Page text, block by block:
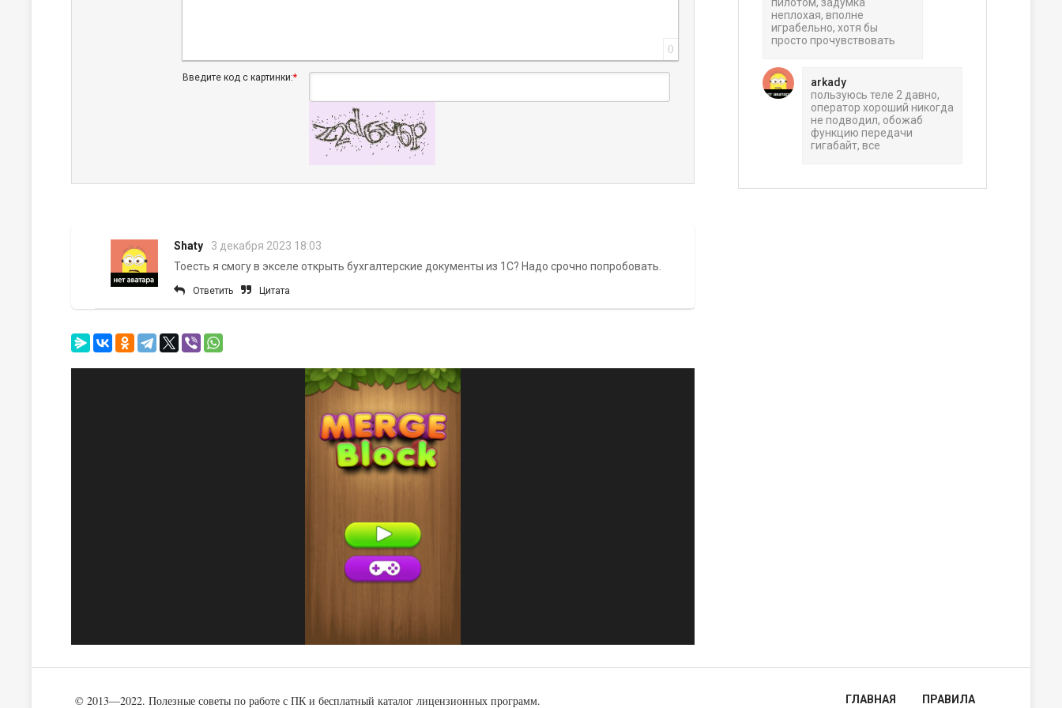
0
Введите код с картинки:*
Shaty
3 декабря 2023 18:03
Тоесть я смогу в экселе открыть бухгалтерские документы из 1С? Надо срочно попробовать.
Ответить Цитата
неплохая, вполне
играбельно, хотя бы
просто прочувствовать
arkady
пользуюсь теле 2 давно,
оператор хороший никогда
не подводил, обожаб
функцию передачи
гигабайт, все
ГЛАВНАЯ ПРАВИЛА
© 2013—2022. Полезные советы по работе с ПК и бесплатный каталог лицензионных программ.